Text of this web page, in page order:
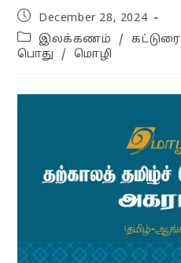
Post
published:
December 28, 2024
Post
category:
இலக்கணம் / கட்டுரை
பொது
/ மொழி